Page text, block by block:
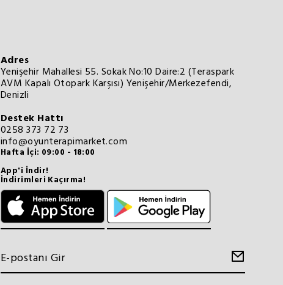
Adres
Yenişehir Mahallesi 55. Sokak No:10 Daire:2 (Teraspark
AVM Kapalı Otopark Karşısı) Yenişehir/Merkezefendi,
Denizli
Destek Hattı
0258 373 72 73
info@oyunterapimarket.com
Hafta İçi: 09:00 - 18:00
App'i İndir!
İndirimleri Kaçırma!